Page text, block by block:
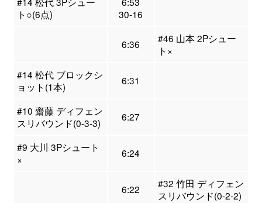
ト○(6点)
30-16
6:36
#46 山本 2Pシュー
ト×
#14 松代 ブロックシ
ョット(1本)
6:31
#10 齋藤 ディフェン
スリバウンド(0-3-3)
6:27
#9 大川 3Pシュート
×
6:24
6:22
#32 竹田 ディフェン
スリバウンド(0-2-2)